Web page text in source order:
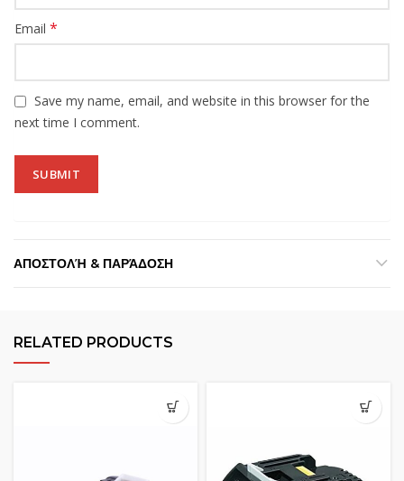
Email *
Save my name, email, and website in this browser for the
next time I comment.
ΑΠΟΣΤΟΛΉ & ΠΑΡΆΔΟΣΗ
RELATED PRODUCTS